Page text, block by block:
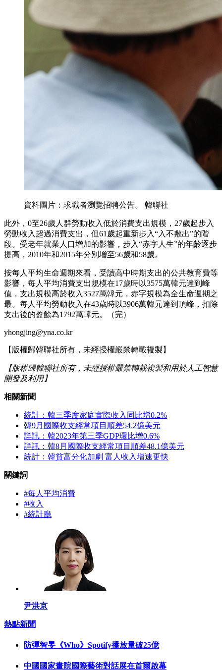
資料圖片：求職者瀏覽招聘公告。 韓聯社
此外，0至26歲人群勞動收入低於消費支出規模，27歲起步入
勞動收入超過消費支出，但61歲起重新步入“入不敷出”的階
段。受老年就業人口增加的影響，步入“赤字人生”的年齡逐步
提高，2010年和2015年分別增至56歲和58歲。
按每人平均生命週期來看，受讀高中時期支出的公共教育費等
影響，每人平均消費支出規模在17歲時以3575萬韓元達到峰
值，支出規模高於收入3527萬韓元，赤字規模為全生命週期之
最。每人平均勞動收入在43歲時以3906萬韓元達到頂峰，扣除
支出後的盈餘為1792萬韓元。（完）
yhongjing@yna.co.kr
【版權歸韓聯社所有，未經授權嚴禁轉載複製】
【版權歸韓聯社所有，未經授權嚴禁轉載複製和用於人工智慧
開發及利用】
相關新聞
統計：韓三季度家庭實際收入同比增0.2%
韓9月國際收支經常項目順差54.2億美元
詳訊：韓2023年第三季GDP環比增0.6%
詳訊：韓8月國際收支經常項目順差48.1億美元
統計：韓貧富分化加劇 富人收入增速更快
關鍵詞
#每人平均消費
#收入
#統計廳
尹洪京
熱點新聞
防彈智旻《Who》Spotify播放量破25億
中國國家畫院國際藝術對話展在首爾啟幕